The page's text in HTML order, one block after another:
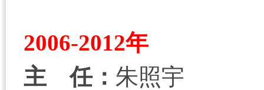
2006-2012年
主 任： 朱照宇